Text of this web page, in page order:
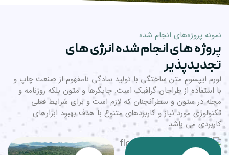
پروژه‌های انجام شده
های انجام شده انرژی های
ایپسوم متن ساختگی با تولید سادگی نامفهوم از صنعت چاپ و
استفاده از طراحان گرافیک است. چاپگرها و متون بلکه روزنامه و
در ستون و سطرآنچنان که لازم است و برای شرایط فعلی
مورد نیاز و کاربردهای متنوع با هدف بهبود ابزارهای
می باشد.